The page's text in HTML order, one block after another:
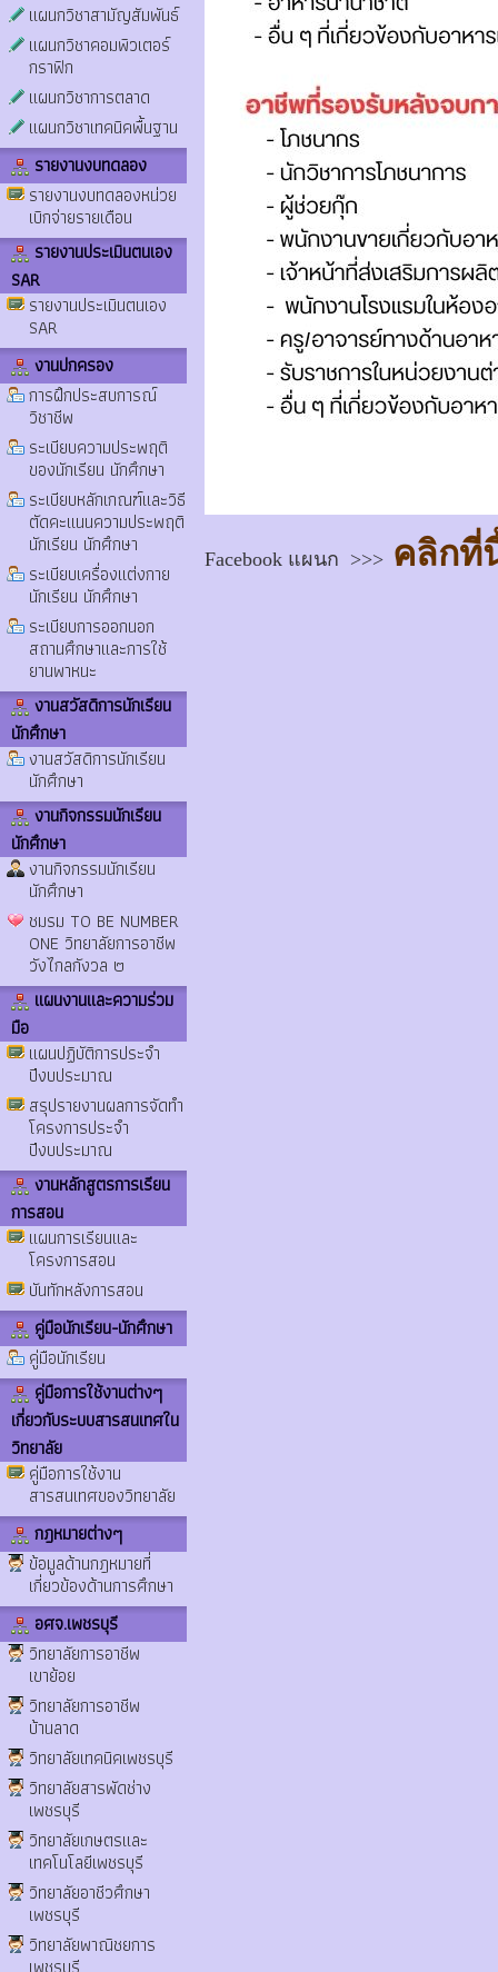
แผนกวิชาสามัญสัมพันธ์
แผนกวิชาคอมพิวเตอร์
กราฟิก
แผนกวิชาการตลาด
แผนกวิชาเทคนิคพื้นฐาน
รายงานงบทดลอง
รายงานงบทดลองหน่วย
เบิกจ่ายรายเดือน
รายงานประเมินตนเอง
SAR
รายงานประเมินตนเอง
SAR
งานปกครอง
การฝึกประสบการณ์
วิชาชีพ
ระเบียบความประพฤติ
ของนักเรียน นักศึกษา
ระเบียบหลักเกณฑ์และวิธี
ตัดคะแนนความประพฤติ
นักเรียน นักศึกษา
ระเบียบเครื่องแต่งกาย
นักเรียน นักศึกษา
ระเบียบการออกนอก
สถานศึกษาและการใช้
ยานพาหนะ
งานสวัสดิการนักเรียน
นักศึกษา
งานสวัสดิการนักเรียน
นักศึกษา
งานกิจกรรมนักเรียน
นักศึกษา
งานกิจกรรมนักเรียน
นักศึกษา
ชมรม TO BE NUMBER
ONE วิทยาลัยการอาชีพ
วังไกลกังวล ๒
แผนงานและความร่วม
มือ
แผนปฏิบัติการประจำ
ปีงบประมาณ
สรุปรายงานผลการจัดทำ
โครงการประจำ
ปีงบประมาณ
งานหลักสูตรการเรียน
การสอน
แผนการเรียนและ
โครงการสอน
บันทักหลังการสอน
คู่มือนักเรียน-นักศึกษา
คู่มือนักเรียน
คู่มือการใช้งานต่างๆ
เกี่ยวกับระบบสารสนเทศใน
วิทยาลัย
คู่มือการใช้งาน
สารสนเทศของวิทยาลัย
กฎหมายต่างๆ
ข้อมูลด้านกฎหมายที่
เกี่ยวข้องด้านการศึกษา
อศจ.เพชรบุรี
วิทยาลัยการอาชีพ
เขาย้อย
วิทยาลัยการอาชีพ
บ้านลาด
วิทยาลัยเทคนิคเพชรบุรี
วิทยาลัยสารพัดช่าง
เพชรบุรี
วิทยาลัยเกษตรและ
เทคโนโลยีเพชรบุรี
วิทยาลัยอาชีวศึกษา
เพชรบุรี
วิทยาลัยพาณิชยการ
Facebook แผนก >>> คลิกที่